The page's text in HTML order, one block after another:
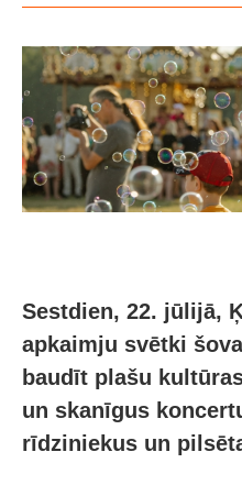
Sestdien, 22. jūlijā,
apkaimju svētki
baudīt plašu
un skanīgus
rīdziniekus un